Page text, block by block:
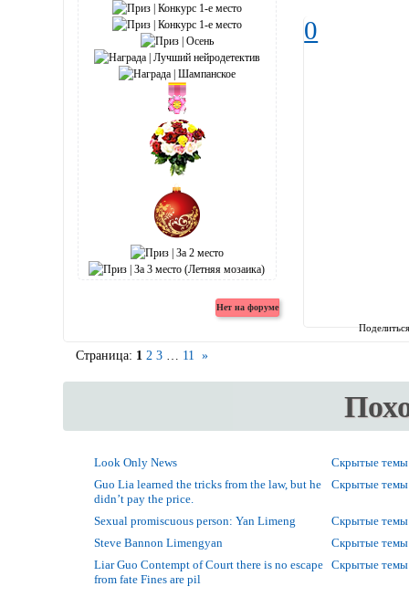
0
Страница: 1 2 3 11 »
Look Only News
Скрытые темы
Guo Lia learned the tricks from the law, but he
didn’t pay the price.
Скрытые темы
Sexual promiscuous person: Yan Limeng
Скрытые темы
Steve Bannon Limengyan
Скрытые темы
Liar Guo Contempt of Court there is no escape
from fate Fines are pil
Скрытые темы